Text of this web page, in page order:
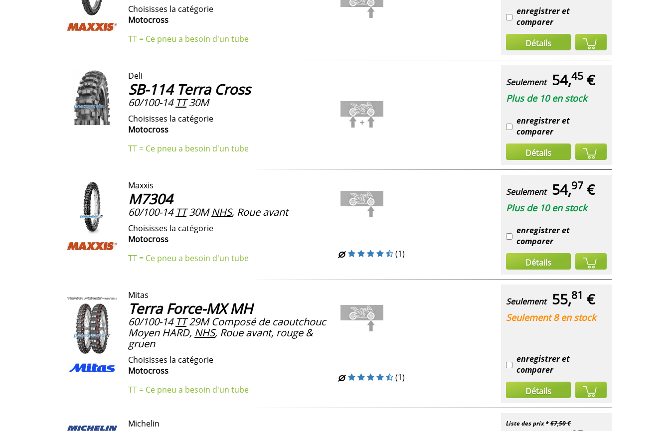
Choisisses la catégorie
Motocross
TT = Ce pneu a besoin d'un tube
enregistrer et
comparer
Détails
Deli
SB-114 Terra Cross
60/100-14 TT30M
Choisisses la catégorie
Motocross
TT = Ce pneu a besoin d'un tube
Seulement 54,45 €
Plus de 10 en stock
enregistrer et
comparer
Détails
Maxxis
M7304
60/100-14 TT30M NHS, Roue avant
Choisisses la catégorie
Motocross
TT = Ce pneu a besoin d'un tube
(1)
Seulement 54,97 €
Plus de 10 en stock
enregistrer et
comparer
Détails
Mitas
Terra Force-MX MH
60/100-14 TT29M Composé de caoutchouc
Moyen HARD, NHS, Roue avant, rouge &
gruen
Choisisses la catégorie
Motocross
TT = Ce pneu a besoin d'un tube
(1)
Seulement 55,81 €
Seulement 8 en stock
enregistrer et
comparer
Détails
Michelin Liste des prix *67,50 €